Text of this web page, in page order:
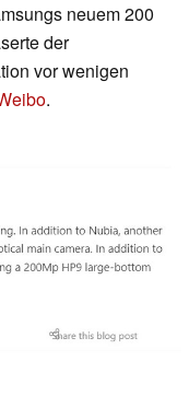
neuem 200
der
vor wenigen
.